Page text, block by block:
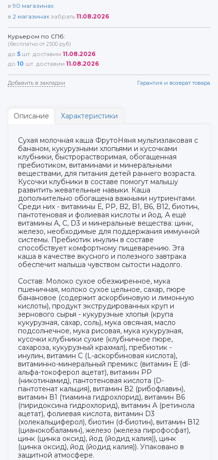
в 90 магазинах
в 2 магазинах забрать 11.08.2026
Курьером по СПб:
(бесплатно от 2500 руб)
до 5 шт. доставим 11.08.2026
до 10 шт. доставим 11.08.2026
Добавить в закладки Гарантия и возврат товара
Описание Характеристики
Сухая молочная каша ФрутоНяня мультизлаковая с
бананом, кукурузными хлопьями и кусочками
клубники, быстрорастворимая, обогащенная
пребиотиком, витаминами и минеральными
веществами, для питания детей раннего возраста.
Кусочки клубники в составе помогут малышу
развитить жевательные навыки. Каша
дополнительно обогащена важными нутриентами.
Среди них - витамины Е, PP, B2, B1, B6, B12, биотин,
пантотеновая и фолиевая кислоты и йод. А ещё
витамины A, C, D3 и минеральные вещества: цинк,
железо, необходимые для поддержания иммунной
системы. Пребиотик инулин в составе
способствует комфортному пищеварению. Эта
каша в качестве вкусного и полезного завтрака
обеспечит малыша чувством сытости надолго.
Состав: Молоко сухое обезжиренное, мука
пшеничная, молоко сухое цельное, сахар, пюре
банановое (содержит аскорбиновую и лимонную
кислоты), продукт экструдированных круп и
зернового сырья - кукурузные хлопья (крупа
кукурузная, сахар, соль), мука овсяная, масло
подсолнечное, мука рисовая, мука кукурузная,
кусочки клубники сухие (клубничное пюре,
сахароза, кукурузный крахмал), пребиотик -
инулин, витамин С (L-аскорбиновая кислота),
витаминно-минеральный премикс (витамин Е (dl-
альфа-токоферол ацетат), витамин РР
(никотинамид), пантотеновая кислота (D-
пантотенат кальция), витамин В2 (рибофлавин),
витамин В1 (тиамина гидрохлорид), витамин В6
(пиридоксина гидрохлорид), витамин А (ретинола
ацетат), фолиевая кислота, витамин D3
(холекальциферол), биотин (d-биотин), витамин В12
(цианокобаламин), железо (железа пирофосфат),
цинк (цинка оксид), йод (йодид калия)), цинк
(цинка оксид), йод (йодид калия)). Упаковано в
защитной атмосфере.